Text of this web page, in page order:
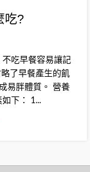
吃?
吃早餐容易讓記
了早餐產生的飢
易胖體質。 營養
下： 1...